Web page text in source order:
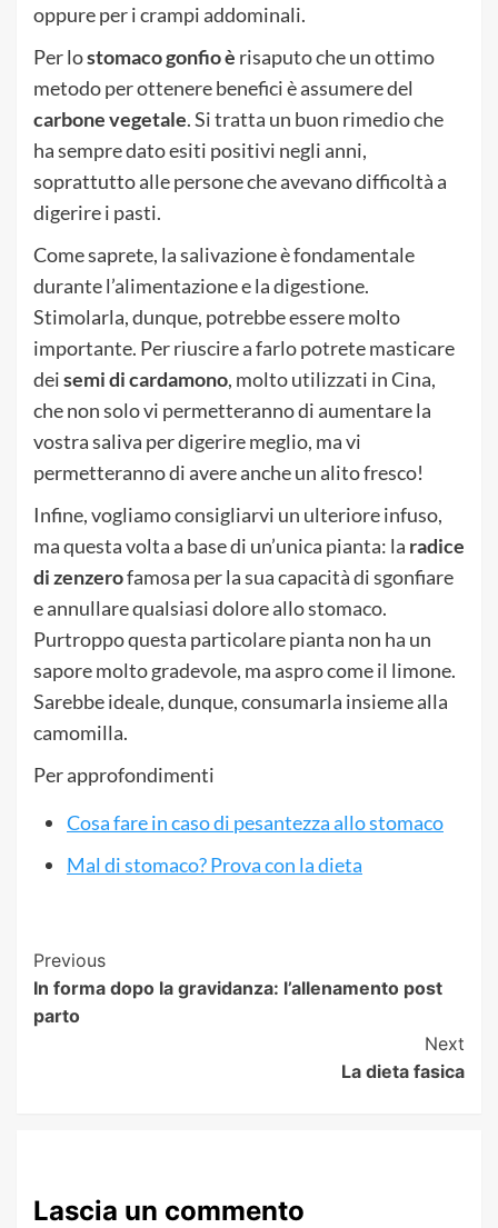
oppure per i crampi addominali.
Per lostomaco gonfio è risaputo che un ottimo
metodo per ottenere benefici è assumere del
carbone vegetale. Si tratta un buon rimedio che
ha sempre dato esiti positivi negli anni,
soprattutto alle persone che avevano difficoltà a
digerire i pasti.
Come saprete, la salivazione è fondamentale
durante l’alimentazione e la digestione.
Stimolarla, dunque, potrebbe essere molto
importante. Per riuscire a farlo potrete masticare
deisemi di cardamono, molto utilizzati in Cina,
che non solo vi permetteranno di aumentare la
vostra saliva per digerire meglio, ma vi
permetteranno di avere anche un alito fresco!
Infine, vogliamo consigliarvi un ulteriore infuso,
ma questa volta a base di un’unica pianta: la radice
di zenzerofamosa per la sua capacità di sgonfiare
e annullare qualsiasi dolore allo stomaco.
Purtroppo questa particolare pianta non ha un
sapore molto gradevole, ma aspro come il limone.
Sarebbe ideale, dunque, consumarla insieme alla
camomilla.
Per approfondimenti
Cosa fare in caso di pesantezza allo stomaco
Mal di stomaco? Prova con la dieta
Post
Navigation
Previous
In forma dopo la gravidanza: l’allenamento post
parto
Next
La dieta fasica
Lascia un commento